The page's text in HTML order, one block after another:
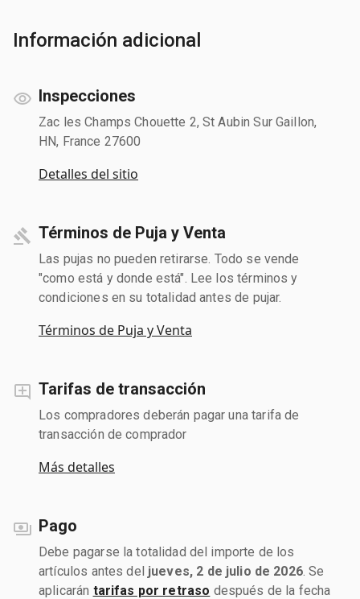
Información adicional
Inspecciones
Zac les Champs Chouette 2, St Aubin Sur Gaillon,
HN, France 27600
Detalles del sitio
Términos de Puja y Venta
Las pujas no pueden retirarse. Todo se vende
"como está y donde está". Lee los términos y
condiciones en su totalidad antes de pujar.
Términos de Puja y Venta
Tarifas de transacción
Los compradores deberán pagar una tarifa de
transacción de comprador
Más detalles
Pago
Debe pagarse la totalidad del importe de los
artículos antes del jueves, 2 de julio de 2026. Se
aplicarán tarifas por retraso después de la fecha